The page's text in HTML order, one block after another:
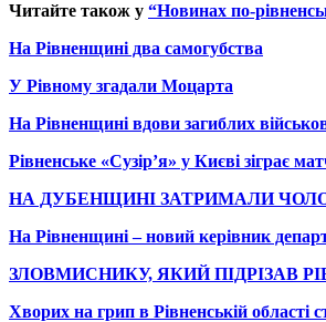
Читайте також у “Новинах по-
На Рівненщині два самогубства
У Рівному згадали Моцарта
На Рівненщині вдови загиблих
Рівненське «Сузір’я» у Києві зіграє
НА ДУБЕНЩИНІ ЗАТРИМАЛИ
На Рівненщині – новий керівник
ЗЛОВМИСНИКУ, ЯКИЙ ПІДРІЗАВ
Хворих на грип в Рівненській області